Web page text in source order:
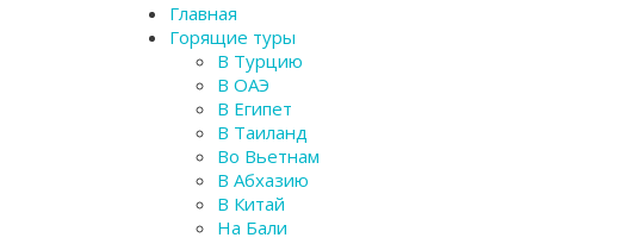
Главная
Горящие туры
В Турцию
В ОАЭ
В Египет
В Таиланд
Во Вьетнам
В Абхазию
В Китай
На Бали